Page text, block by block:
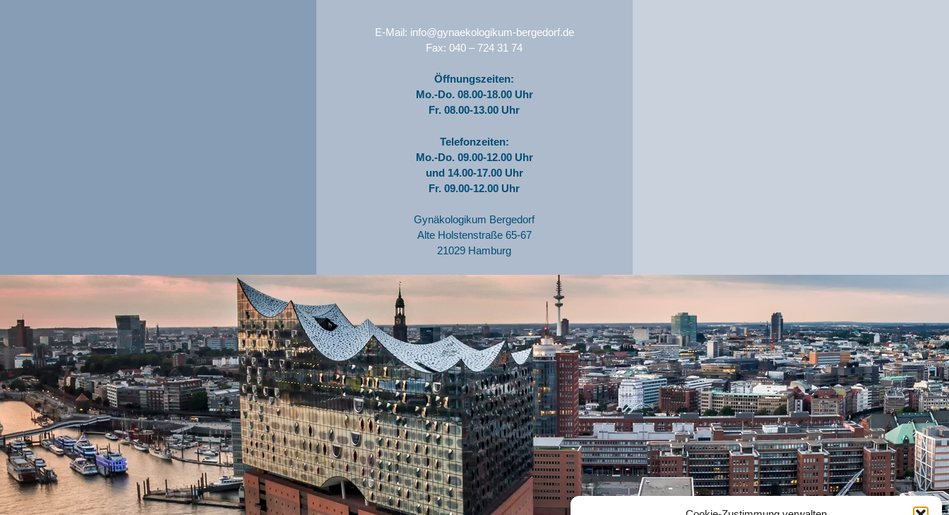
E-Mail: info@gynaekologikum-bergedorf.de
Fax: 040 – 724 31 74
Öffnungszeiten:
Mo.-Do. 08.00-18.00 Uhr
Fr. 08.00-13.00 Uhr
Telefonzeiten:
Mo.-Do. 09.00-12.00 Uhr
und 14.00-17.00 Uhr
Fr. 09.00-12.00 Uhr
Gynäkologikum Bergedorf
Alte Holstenstraße 65-67
21029 Hamburg